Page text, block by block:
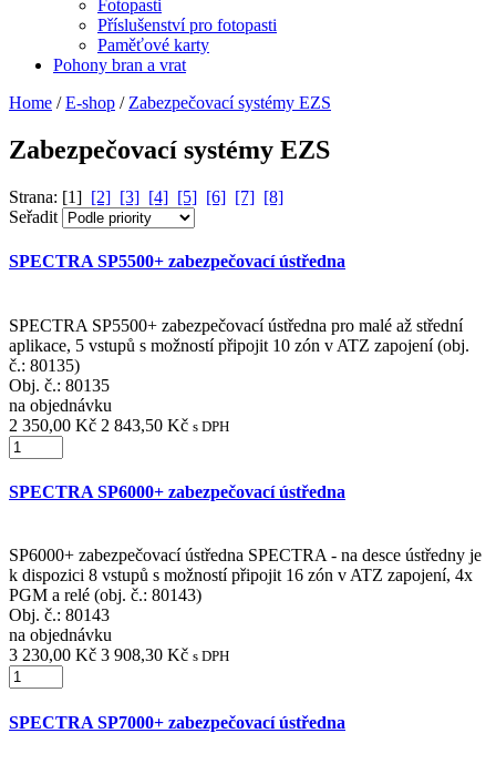
Fotopasti
Příslušenství pro fotopasti
Paměťové karty
Pohony bran a vrat
Home / E-shop / Zabezpečovací systémy EZS
Zabezpečovací systémy EZS
Strana: [1] [2] [3] [4] [5] [6] [7] [8]
Seřadit
SPECTRA SP5500+ zabezpečovací ústředna
SPECTRA SP5500+ zabezpečovací ústředna pro malé až střední
aplikace, 5 vstupů s možností připojit 10 zón v ATZ zapojení (obj.
č.: 80135)
Obj. č.: 80135
na objednávku
2 350,00 Kč 2 843,50 Kč s DPH
SPECTRA SP6000+ zabezpečovací ústředna
SP6000+ zabezpečovací ústředna SPECTRA - na desce ústředny je
k dispozici 8 vstupů s možností připojit 16 zón v ATZ zapojení, 4x
PGM a relé (obj. č.: 80143)
Obj. č.: 80143
na objednávku
3 230,00 Kč 3 908,30 Kč s DPH
SPECTRA SP7000+ zabezpečovací ústředna